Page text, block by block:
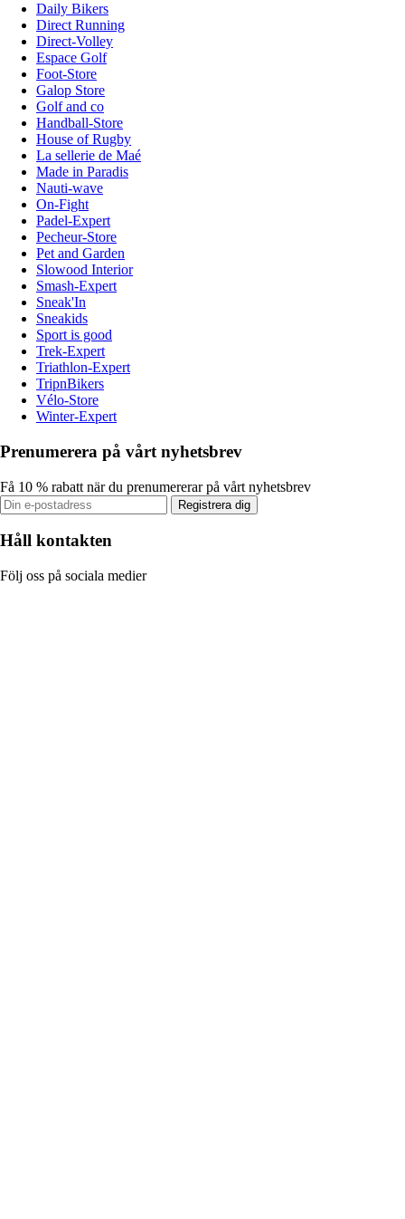
Daily Bikers
Direct Running
Direct-Volley
Espace Golf
Foot-Store
Galop Store
Golf and co
Handball-Store
House of Rugby
La sellerie de Maé
Made in Paradis
Nauti-wave
On-Fight
Padel-Expert
Pecheur-Store
Pet and Garden
Slowood Interior
Smash-Expert
Sneak'In
Sneakids
Sport is good
Trek-Expert
Triathlon-Expert
TripnBikers
Vélo-Store
Winter-Expert
Prenumerera på vårt nyhetsbrev
Få 10 % rabatt när du prenumererar på vårt nyhetsbrev
Registrera dig
Håll kontakten
Följ oss på sociala medier